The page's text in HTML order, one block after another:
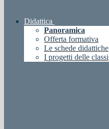
Didattica
Panoramica
Offerta formativa
Le schede didattiche
I progetti delle classi